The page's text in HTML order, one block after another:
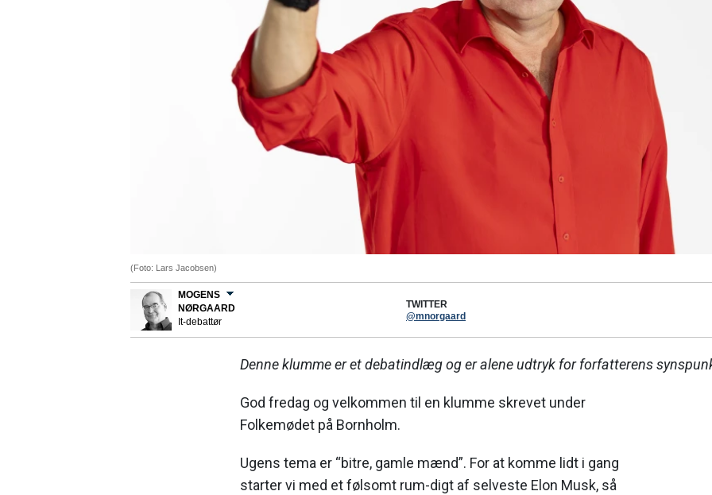
(Foto: Lars Jacobsen)
MOGENS
NØRGAARD
It-debattør
TWITTER
@mnorgaard
Denne klumme er et debatindlæg og er alene udtryk for forfatterens
God fredag og velkommen til en klumme skrevet under
Folkemødet på Bornholm.
Ugens tema er “bitre, gamle mænd”. For at komme lidt i gang
starter vi med et følsomt rum-digt af selveste Elon Musk, så